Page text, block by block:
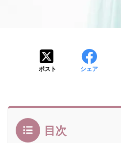
ポスト シェア
目次